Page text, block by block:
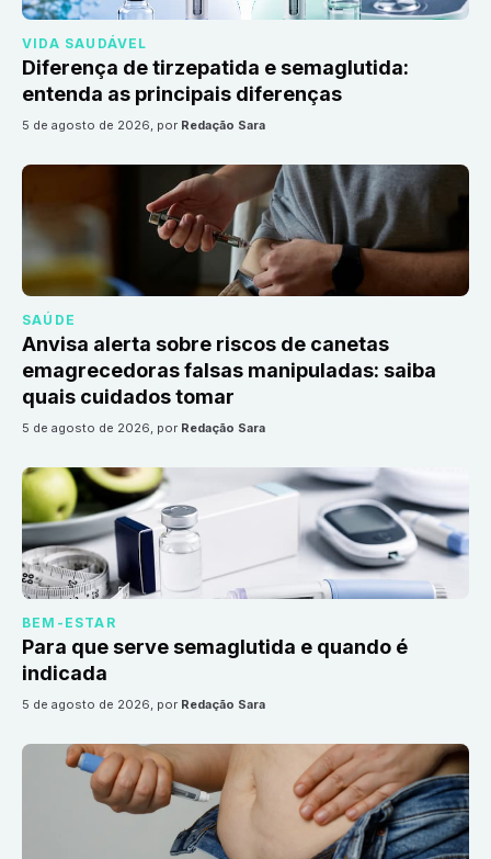
VIDA SAUDÁVEL
Diferença de tirzepatida e semaglutida:
entenda as principais diferenças
5 de agosto de 2026, por Redação Sara
SAÚDE
Anvisa alerta sobre riscos de canetas
emagrecedoras falsas manipuladas: saiba
quais cuidados tomar
5 de agosto de 2026, por Redação Sara
BEM-ESTAR
Para que serve semaglutida e quando é
indicada
5 de agosto de 2026, por Redação Sara